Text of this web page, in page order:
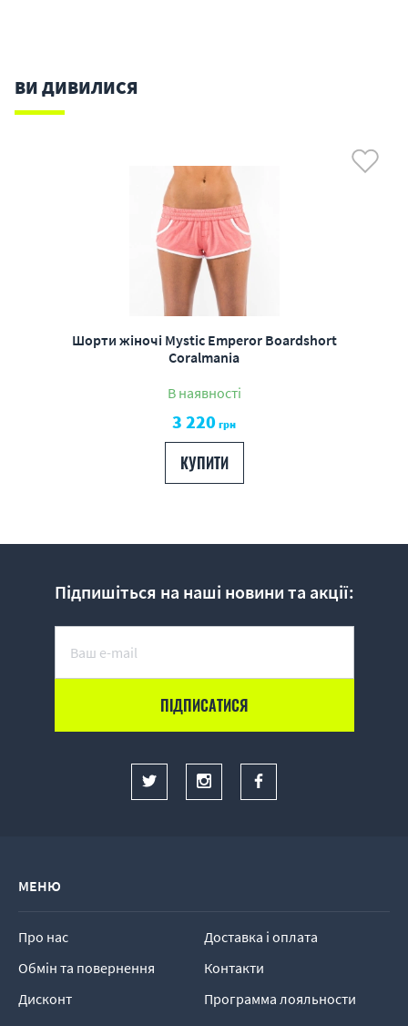
ВИ ДИВИЛИСЯ
Шорти жіночі Mystic Emperor Boardshort
Coralmania
В наявності
3 220 грн
КУПИТИ
Підпишіться на наші новини та акції:
МЕНЮ
Про нас
Доставка і оплата
Обмін та повернення
Контакти
Дисконт
Программа лояльности